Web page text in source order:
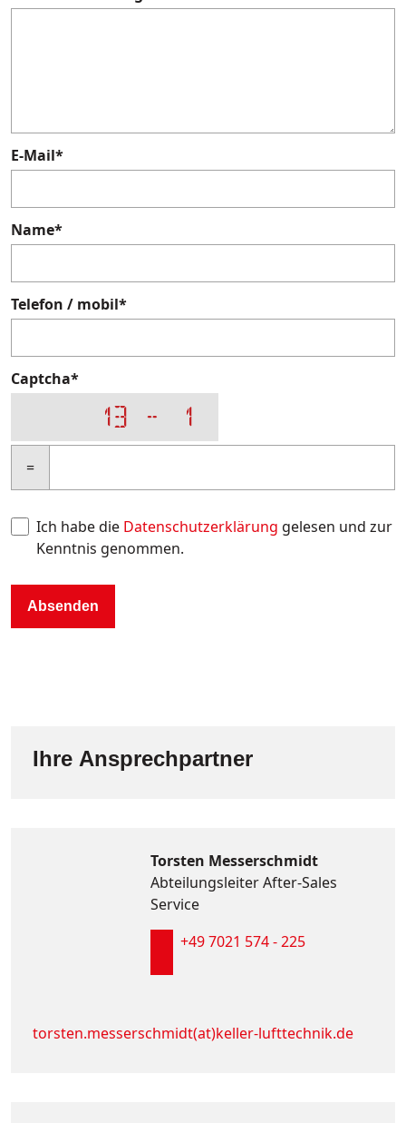
E-Mail*
Name*
Telefon / mobil*
Captcha*
=
Ich habe die Datenschutzerklärung
Kenntnis genommen.
Ihre Ansprechpartner
Torsten Messerschmidt
Abteilungsleiter After-Sales
Service
+49 7021 574 - 225
torsten.messerschmidt(at)keller-lufttechnik.de